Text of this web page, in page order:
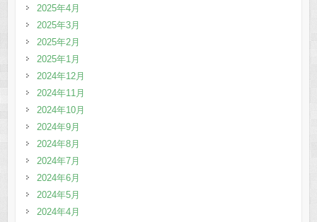
2025年4月
2025年3月
2025年2月
2025年1月
2024年12月
2024年11月
2024年10月
2024年9月
2024年8月
2024年7月
2024年6月
2024年5月
2024年4月